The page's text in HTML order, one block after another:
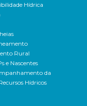
Hídrica
Rural
e Nascentes
da
Hídricos